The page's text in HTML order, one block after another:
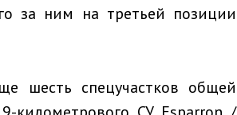
за ним на третьей позиции
шесть спецучастков общей